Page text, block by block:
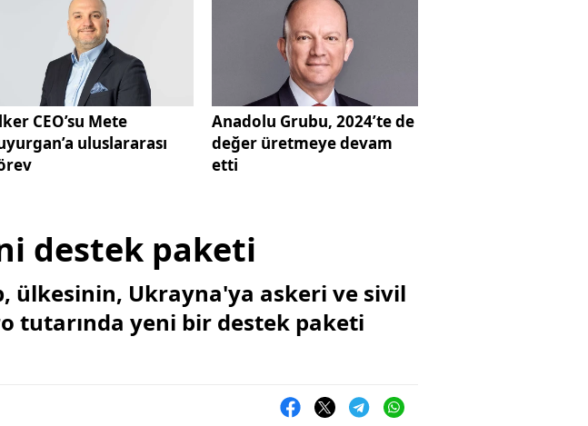
CEO’su Mete
uluslararası
Anadolu Grubu, 2024’te de
değer üretmeye devam
etti
destek paketi
ülkesinin, Ukrayna'ya askeri ve sivil
tutarında yeni bir destek paketi